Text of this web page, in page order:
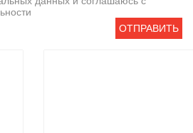
ОТПРАВИТЬ